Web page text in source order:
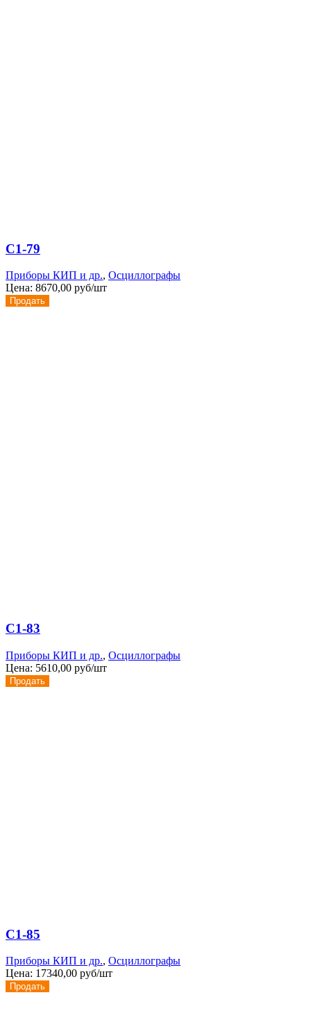
С1-79
Приборы КИП и др., Осциллографы
Цена: 8670,00 руб/шт
Продать
С1-83
Приборы КИП и др., Осциллографы
Цена: 5610,00 руб/шт
Продать
С1-85
Приборы КИП и др., Осциллографы
Цена: 17340,00 руб/шт
Продать